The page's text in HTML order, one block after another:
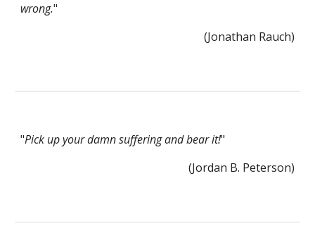
wrong."
(Jonathan Rauch)
"Pick up your damn suffering and bear it!"
(Jordan B. Peterson)